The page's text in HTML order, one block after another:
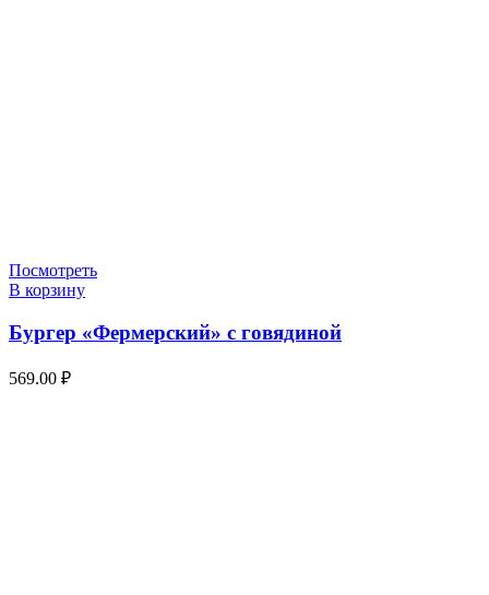
Посмотреть
В корзину
Бургер «Фермерский» с говядиной
569.00 ₽